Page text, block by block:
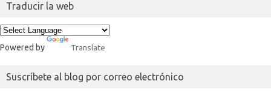
Traducir la web
Powered by Translate
Suscríbete al blog por correo electrónico